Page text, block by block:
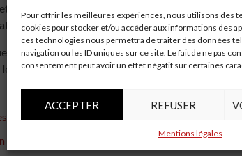
Pour offrir les meilleures expériences, nous utilisons des
cookies pour stocker et/ou accéder aux informations des
ces technologies nous permettra de traiter des données
navigation ou les ID uniques sur ce site. Le fait de ne pas
consentement peut avoir un effet négatif sur certaines
ACCEPTER REFUSER
Mentions légales
crucial de la Cop26 sur le climat à Glasgow en
à la suite du Brexit.
les pays du G7 se réuniront en juin – un
le permettent.
chargeurs de voiture électrique dans les
du Futur de l'Automobile